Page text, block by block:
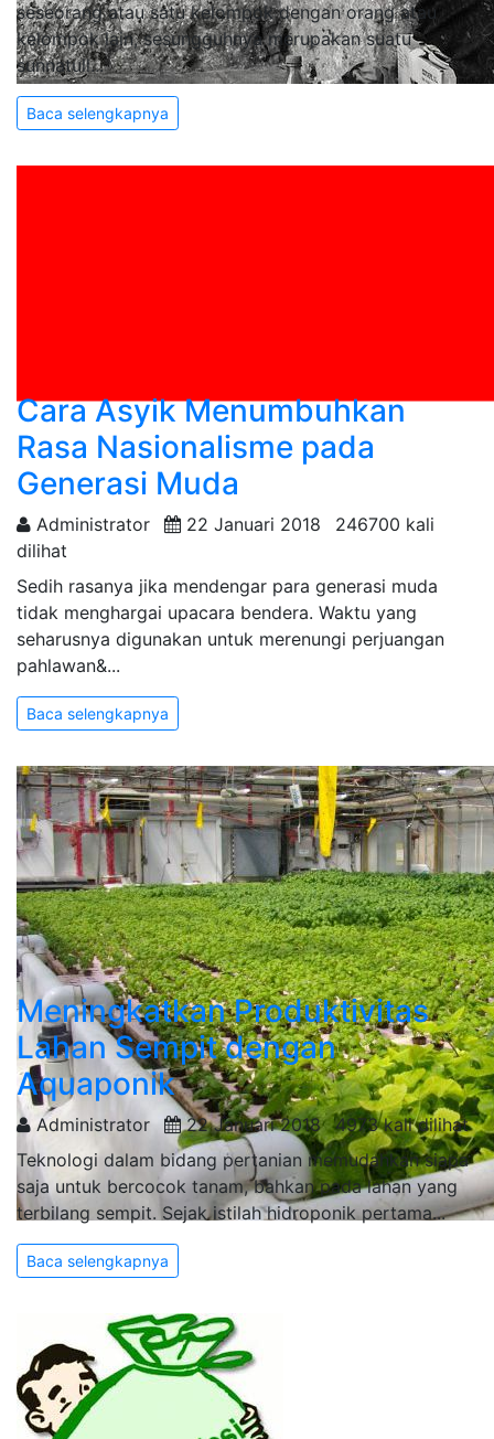
seseorang atau satu kelompok dengan orang atau
kelompok lain, sesungguhnya merupakan suatu
sunnatull...
Baca selengkapnya
Cara Asyik Menumbuhkan
Rasa Nasionalisme pada
Generasi Muda
Administrator 22 Januari 2018
246700 kali
dilihat
Sedih rasanya jika mendengar para generasi muda
tidak menghargai upacara bendera. Waktu yang
seharusnya digunakan untuk merenungi perjuangan
pahlawan&...
Baca selengkapnya
Meningkatkan Produktivitas
Lahan Sempit dengan
Aquaponik
Administrator 22 Januari 2018
4973 kali dilihat
Teknologi dalam bidang pertanian memudahkan siapa
saja untuk bercocok tanam, bahkan pada lahan yang
terbilang sempit. Sejak istilah hidroponik pertama...
Baca selengkapnya